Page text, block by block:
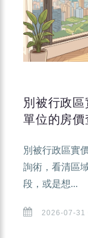
別被行政
單位的房
別被行政區實
詢術，看清區
段，或是想...
2026-07-31